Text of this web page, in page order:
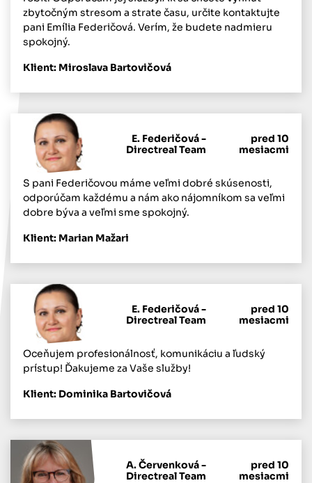
zbytočným stresom a strate času, určite kontaktujte
pani Emília Federičová. Verím, že budete nadmieru
spokojný.
Klient: Miroslava Bartovičová
E. Federičová -
Directreal Team
pred 10
mesiacmi
S pani Federičovou máme veľmi dobré skúsenosti,
odporúčam každému a nám ako nájomníkom sa veľmi
dobre býva a veľmi sme spokojný.
Klient: Marian Mažari
E. Federičová -
Directreal Team
pred 10
mesiacmi
Oceňujem profesionálnosť, komunikáciu a ľudský
prístup! Ďakujeme za Vaše služby!
Klient: Dominika Bartovičová
A. Červenková -
Directreal Team
pred 10
mesiacmi